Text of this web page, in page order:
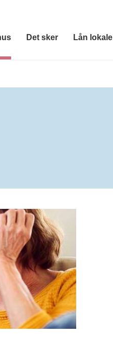
Det sker Lån lokale